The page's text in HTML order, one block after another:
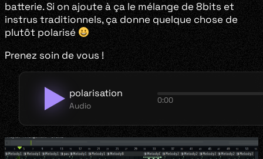
batterie. Si on ajoute à ça le mélange de 8bits et
instrus traditionnels, ça donne quelque chose de
plutôt polarisé
Prenez soin de vous !
polarisation
Audio
0:00